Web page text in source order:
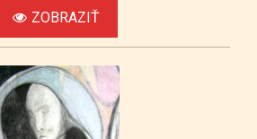
ZOBRAZIŤ